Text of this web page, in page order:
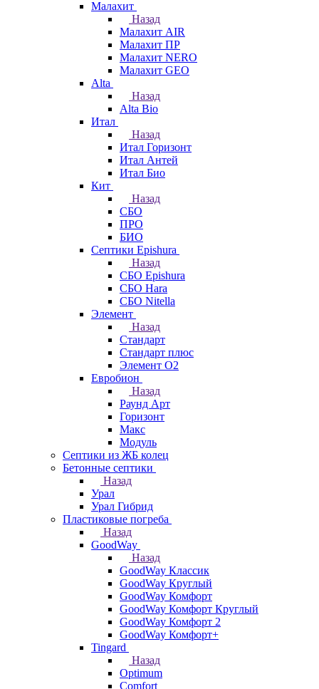
Малахит
Назад
Малахит AIR
Малахит ПР
Малахит NERO
Малахит GEO
Alta
Назад
Alta Bio
Итал
Назад
Итал Горизонт
Итал Антей
Итал Био
Кит
Назад
СБО
ПРО
БИО
Септики Epishura
Назад
СБО Epishura
СБО Hara
СБО Nitella
Элемент
Назад
Стандарт
Стандарт плюс
Элемент О2
Евробион
Назад
Раунд Арт
Горизонт
Макс
Модуль
Септики из ЖБ колец
Бетонные септики
Назад
Урал
Урал Гибрид
Пластиковые погреба
Назад
GoodWay
Назад
GoodWay Классик
GoodWay Круглый
GoodWay Комфорт
GoodWay Комфорт Круглый
GoodWay Комфорт 2
GoodWay Комфорт+
Tingard
Назад
Optimum
Comfort